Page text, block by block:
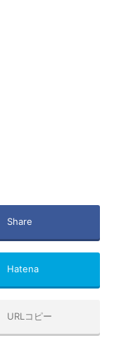
Share
Hatena
URLコピー